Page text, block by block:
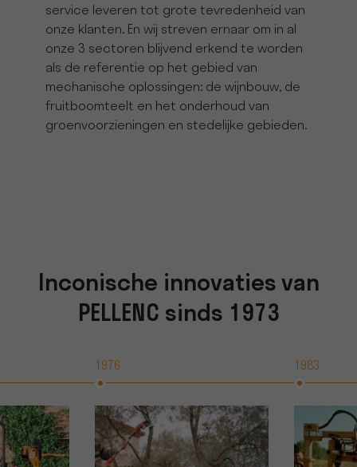
service leveren tot grote tevredenheid van
onze klanten. En wij streven ernaar om in al
onze 3 sectoren blijvend erkend te worden
als de referentie op het gebied van
mechanische oplossingen: de wijnbouw, de
fruitboomteelt en het onderhoud van
groenvoorzieningen en stedelijke gebieden.
Inconische innovaties van
PELLENC sinds 1973
1976 1983